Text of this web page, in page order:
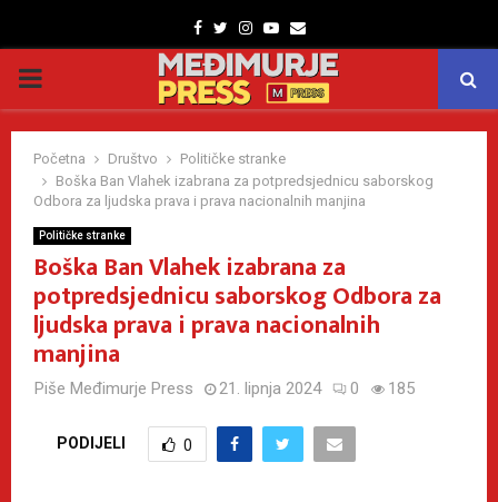
Facebook
TwitterInstagram
Youtube
Email
PRIMARY
MENU
Početna Društvo
Političke stranke
Boška Ban Vlahek izabrana za potpredsjednicu saborskog
Odbora za ljudska prava i prava nacionalnih manjina
Političke stranke
Boška Ban Vlahek izabrana za
potpredsjednicu saborskog Odbora za
ljudska prava i prava nacionalnih
manjina
Piše Međimurje Press 21. lipnja 2024 0 185
PODIJELI 0